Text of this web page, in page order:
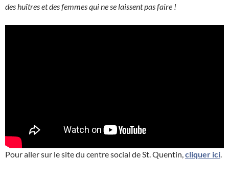
des huîtres et des femmes qui ne se laissent pas faire !
Pour aller sur le site du centre social de St. Quentin, cliquer ici